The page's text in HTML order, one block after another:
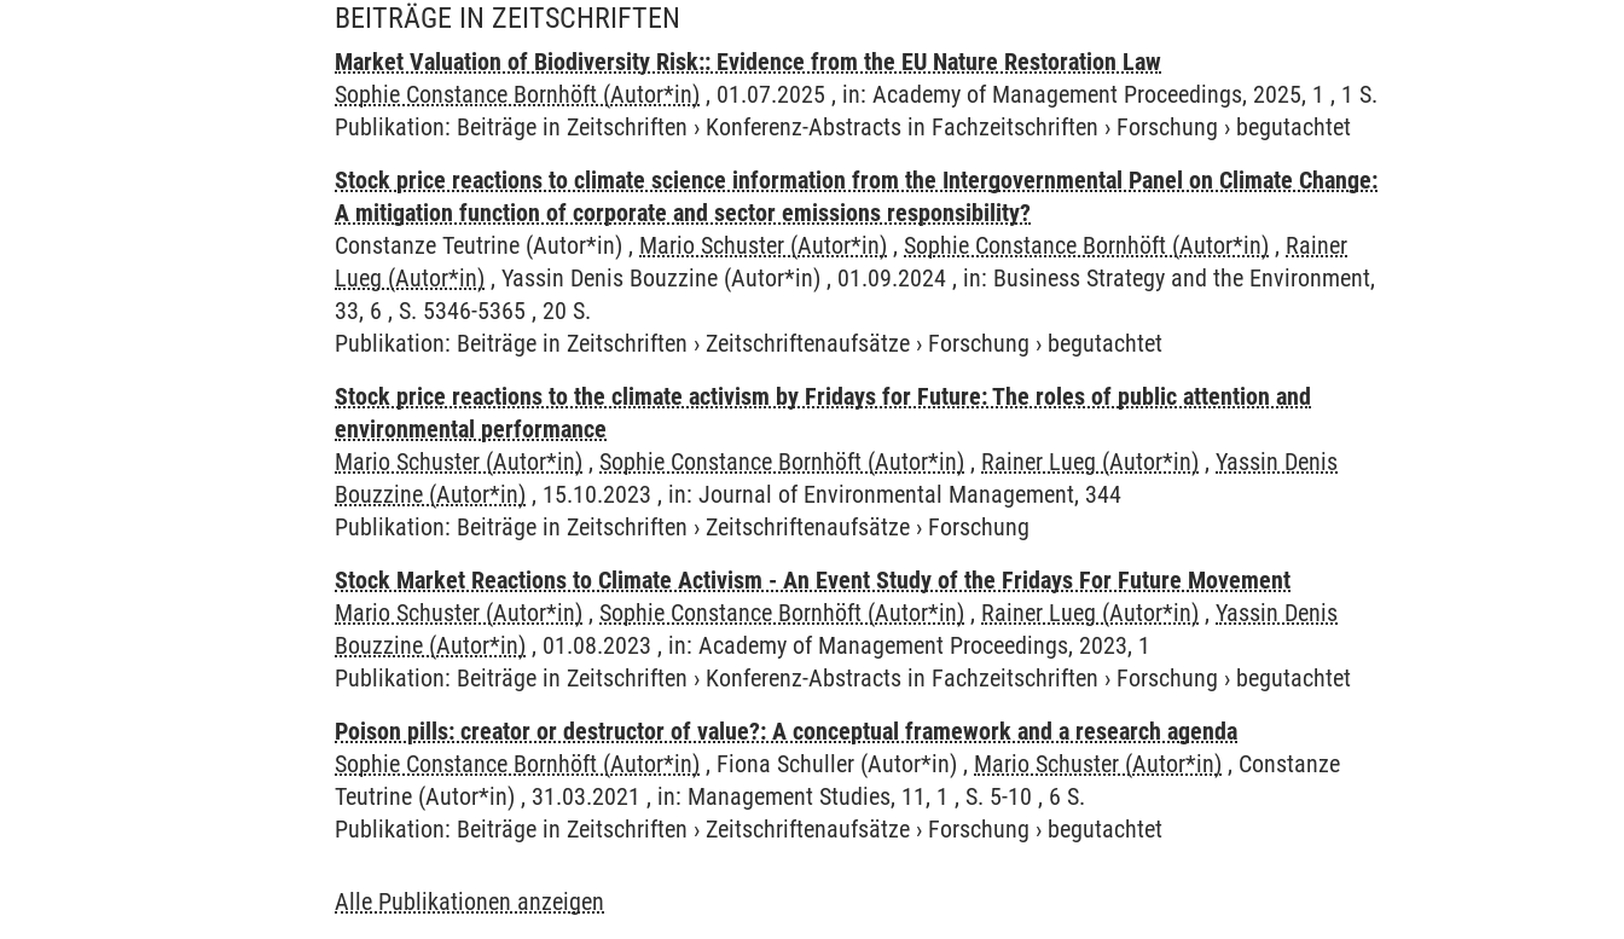
BEITRÄGE IN ZEITSCHRIFTEN
Market Valuation of Biodiversity Risk:: Evidence from the EU Nature Restoration Law
Sophie Constance Bornhöft (Autor*in) , 01.07.2025 , in: Academy of Management Proceedings, 2025, 1 , 1 S.
Publikation: Beiträge in Zeitschriften › Konferenz-Abstracts in Fachzeitschriften › Forschung › begutachtet
Stock price reactions to climate science information from the Intergovernmental Panel on Climate Change:
A mitigation function of corporate and sector emissions responsibility?
Constanze Teutrine (Autor*in) , Mario Schuster (Autor*in) , Sophie Constance Bornhöft (Autor*in) , Rainer
Lueg (Autor*in) , Yassin Denis Bouzzine (Autor*in) , 01.09.2024 , in: Business Strategy and the Environment,
33, 6 , S. 5346-5365 , 20 S.
Publikation: Beiträge in Zeitschriften › Zeitschriftenaufsätze › Forschung › begutachtet
Stock price reactions to the climate activism by Fridays for Future: The roles of public attention and
environmental performance
Mario Schuster (Autor*in) , Sophie Constance Bornhöft (Autor*in) , Rainer Lueg (Autor*in) ,Yassin Denis
Bouzzine (Autor*in) , 15.10.2023 , in: Journal of Environmental Management, 344
Publikation: Beiträge in Zeitschriften › Zeitschriftenaufsätze › Forschung
Stock Market Reactions to Climate Activism - An Event Study of the Fridays For Future Movement
Mario Schuster (Autor*in) , Sophie Constance Bornhöft (Autor*in) , Rainer Lueg (Autor*in) ,Yassin Denis
Bouzzine (Autor*in) , 01.08.2023 , in: Academy of Management Proceedings, 2023, 1
Publikation: Beiträge in Zeitschriften › Konferenz-Abstracts in Fachzeitschriften › Forschung › begutachtet
Poison pills: creator or destructor of value?: A conceptual framework and a research agenda
Sophie Constance Bornhöft (Autor*in) , Fiona Schuller (Autor*in) , Mario Schuster (Autor*in) , Constanze
Teutrine (Autor*in) , 31.03.2021 , in: Management Studies, 11, 1 , S. 5-10 , 6 S.
Publikation: Beiträge in Zeitschriften › Zeitschriftenaufsätze › Forschung › begutachtet
Alle Publikationen anzeigen